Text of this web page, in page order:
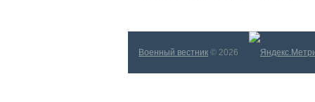
Военный вестник © 2026